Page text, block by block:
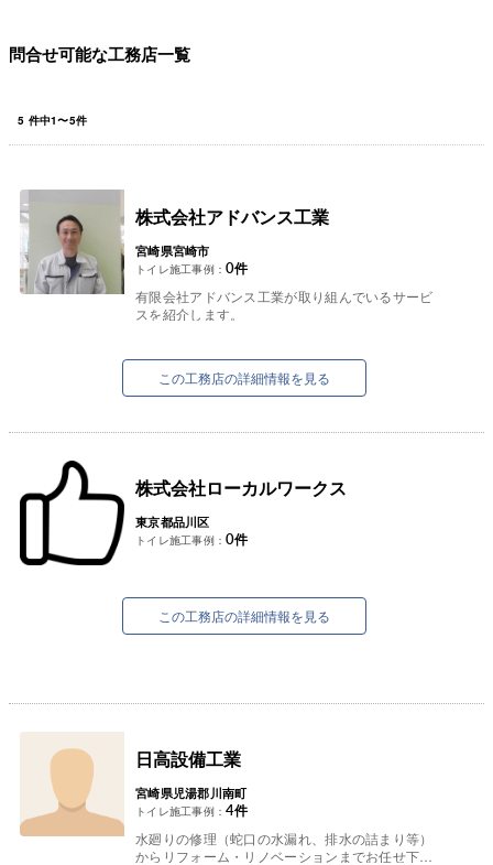
問合せ可能な工務店一覧
5 件中1〜5件
株式会社アドバンス工業
宮崎県宮崎市
トイレ施工事例： 0件
有限会社アドバンス工業が取り組んでいるサービ
スを紹介します。
の希望の商材をご提案できる...
この工務店の詳細情報を見る
株式会社ローカルワークス
東京都品川区
トイレ施工事例： 0件
この工務店の詳細情報を見る
日高設備工業
宮崎県児湯郡川南町
トイレ施工事例： 4件
水廻りの修理（蛇口の水漏れ、排水の詰まり等）
からリフォーム・リノベーションまでお任せ下さ